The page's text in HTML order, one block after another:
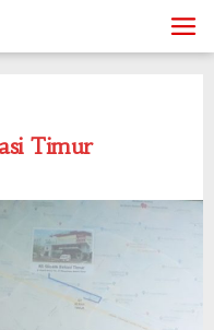
Timur